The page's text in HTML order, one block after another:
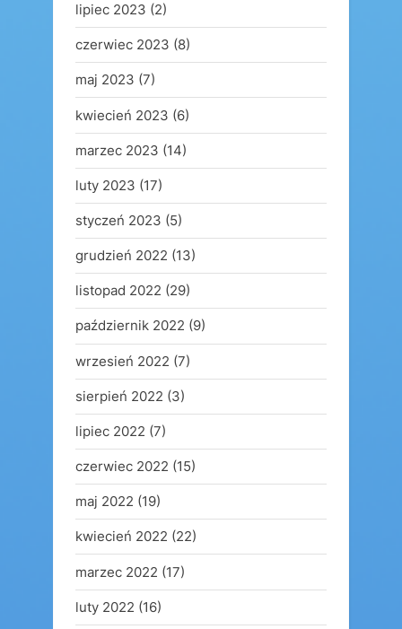
lipiec 2023 (2)
czerwiec 2023 (8)
maj 2023 (7)
kwiecień 2023 (6)
marzec 2023 (14)
luty 2023 (17)
styczeń 2023 (5)
grudzień 2022 (13)
listopad 2022 (29)
październik 2022 (9)
wrzesień 2022 (7)
sierpień 2022 (3)
lipiec 2022 (7)
czerwiec 2022 (15)
maj 2022 (19)
kwiecień 2022 (22)
marzec 2022 (17)
luty 2022 (16)